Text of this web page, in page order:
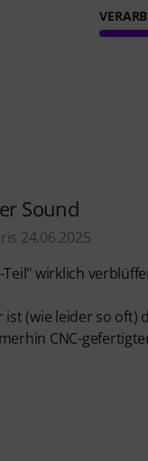
Sound
24.06.2025
wirklich
(wie leider so oft)
CNC-